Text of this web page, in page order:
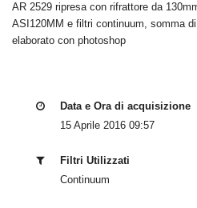
AR 2529 ripresa con rifrattore da
ASI120MM e filtri continuum, somma
elaborato con photoshop
Data e Ora di acquisizione
15 Aprile 2016 09:57
Filtri Utilizzati
Continuum